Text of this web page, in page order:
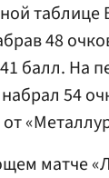
таблице
48
балл. На
54
от
матче